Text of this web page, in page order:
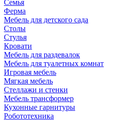
Семья
Ферма
Мебель для детского сада
Столы
Cтулья
Кровати
Мебель для раздевалок
Мебель для туалетных комнат
Игровая мебель
Мягкая мебель
Стеллажи и стенки
Мебель трансформер
Кухонные гарнитуры
Робототехника